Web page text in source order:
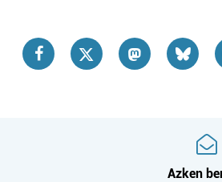
Azken